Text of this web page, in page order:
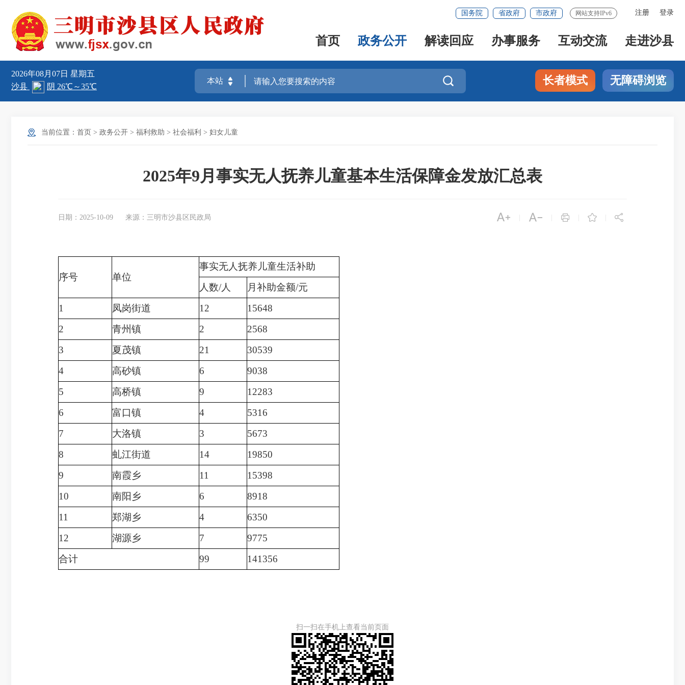
注册 登录
国务院 省政府 市政府 网站支持IPv6
首页 政务公开 解读回应 办事服务 互动交流 走进沙县
2026年08月07日 星期五
 长者模式 无障碍浏览
当前位置： 首页 > 政务公开 > 福利救助 > 社会福利 > 妇女儿童
2025年9月事实无人抚养儿童基本生活保障金发放汇总表
日期：2025-10-09 来源：三明市沙县区民政局     
序号 单位
事实无人抚养儿童生活补助
人数/人
月补助金额/元
1
凤岗街道 12
15648
2
青州镇 2
2568
3
夏茂镇 21
30539
4
高砂镇 6
9038
5
高桥镇 9
12283
6
富口镇 4
5316
7
大洛镇 3
5673
8
虬江街道 14
19850
9
南霞乡 11
15398
10
南阳乡 6
8918
11
郑湖乡 4
6350
12
湖源乡 7
9775
合计
99 141356
扫一扫在手机上查看当前页面